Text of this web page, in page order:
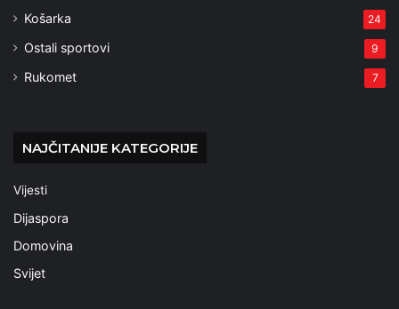
Košarka 24
Ostali sportovi 9
Rukomet 7
NAJČITANIJE KATEGORIJE
Vijesti
Dijaspora
Domovina
Svijet